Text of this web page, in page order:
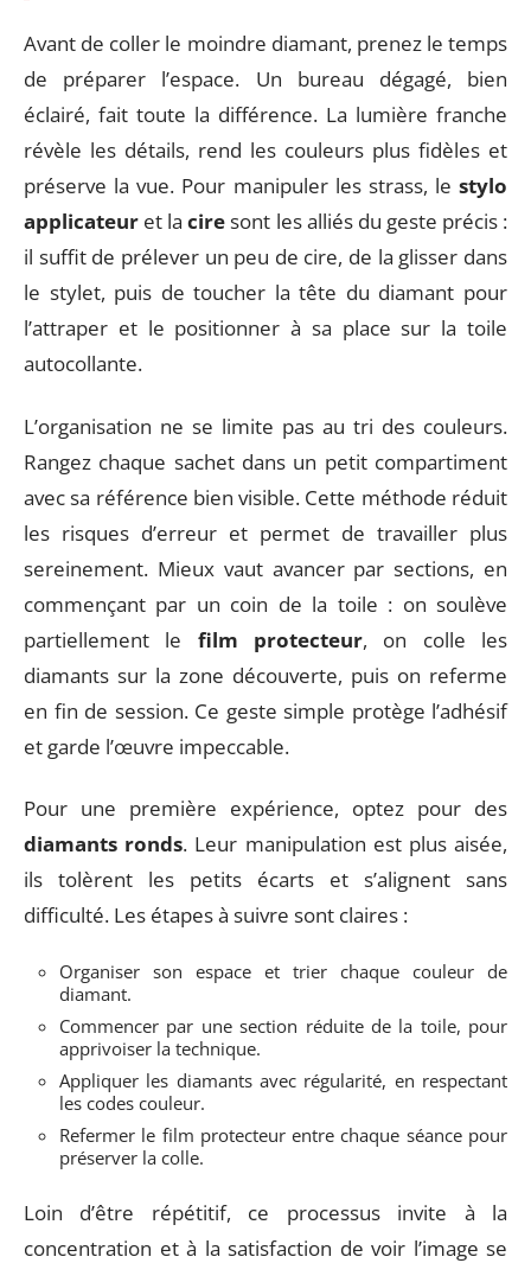
Avant de coller le moindre diamant, prenez le temps
de préparer l’espace. Un bureau dégagé, bien
éclairé, fait toute la différence. La lumière franche
révèle les détails, rend les couleurs plus fidèles et
préserve la vue. Pour manipuler les strass, le stylo
applicateur et laciresont les alliés du geste précis :
il suffit de prélever un peu de cire, de la glisser dans
le stylet, puis de toucher la tête du diamant pour
l’attraper et le positionner à sa place sur la toile
autocollante.
L’organisation ne se limite pas au tri des couleurs.
Rangez chaque sachet dans un petit compartiment
avec sa référence bien visible. Cette méthode réduit
les risques d’erreur et permet de travailler plus
sereinement. Mieux vaut avancer par sections, en
commençant par un coin de la toile : on soulève
partiellement le film protecteur, on colle les
diamants sur la zone découverte, puis on referme
en fin de session. Ce geste simple protège l’adhésif
et garde l’œuvre impeccable.
Pour une première expérience, optez pour des
diamants ronds. Leur manipulation est plus aisée,
ils tolèrent les petits écarts et s’alignent sans
difficulté. Les étapes à suivre sont claires :
Organiser son espace et trier chaque couleur de
diamant.
Commencer par une section réduite de la toile, pour
apprivoiser la technique.
Appliquer les diamants avec régularité, en respectant
les codes couleur.
Refermer le film protecteur entre chaque séance pour
préserver la colle.
Loin d’être répétitif, ce processus invite à la
concentration et à la satisfaction de voir l’image se